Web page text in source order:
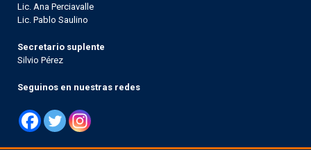
Lic. Ana Perciavalle
Lic. Pablo Saulino
Secretario suplente
Silvio Pérez
Seguinos en nuestras redes